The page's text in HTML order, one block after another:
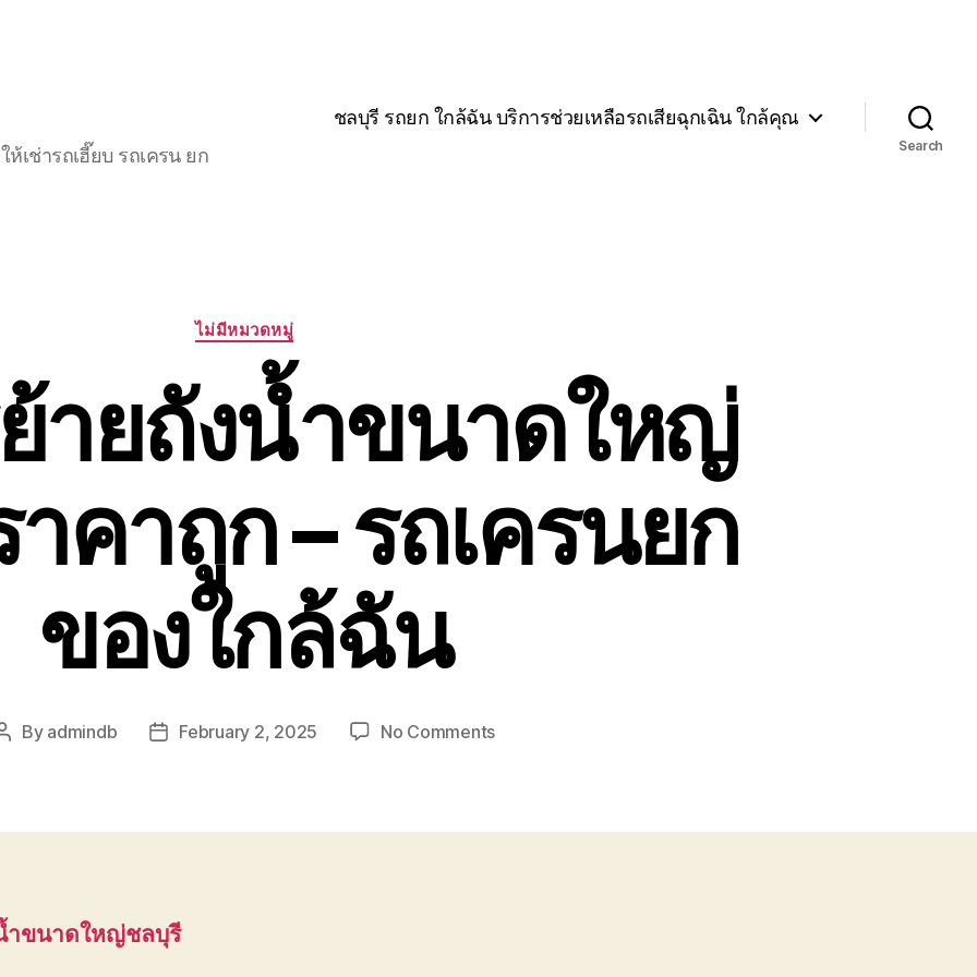
เช่ารถเฮี๊ยบ รถเครน ยก
ชลบุรี รถยก ใกล้ฉัน บริการช่วยเหลือรถเสียฉุกเฉิน ใกล้คุณ
Search
Categories
ไม่มีหมวดหมู่
ายถังน้ำขนาดใหญ่
คาถูก – รถเครนยก
ของใกล้ฉัน
Post
By admindb
PostFebruary 2, 2025 No Commentson
น้ำ
ำขนาดใหญ่ชลบุรี